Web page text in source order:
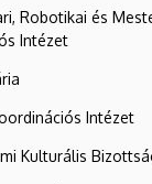
Robotikai és
Intézet
Intézet
Kulturális